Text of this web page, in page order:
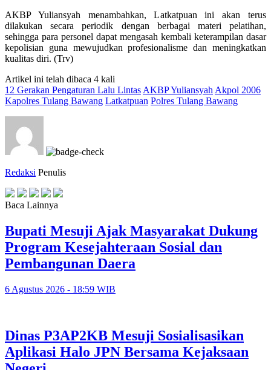
AKBP Yuliansyah menambahkan, Latkatpuan ini akan terus
dilakukan secara periodik dengan berbagai materi pelatihan,
sehingga para personel dapat mengasah kembali keterampilan dasar
kepolisian guna mewujudkan profesionalisme dan meningkatkan
kualitas diri. (Trv)
Artikel ini telah dibaca 4 kali
12 Gerakan Pengaturan Lalu Lintas AKBP Yuliansyah Akpol 2006
Kapolres Tulang Bawang Latkatpuan Polres Tulang Bawang
Redaksi Penulis
Baca Lainnya
Bupati Mesuji Ajak Masyarakat Dukung
Program Kesejahteraan Sosial dan
Pembangunan Daera
6 Agustus 2026 - 18:59 WIB
Dinas P3AP2KB Mesuji Sosialisasikan
Aplikasi Halo JPN Bersama Kejaksaan